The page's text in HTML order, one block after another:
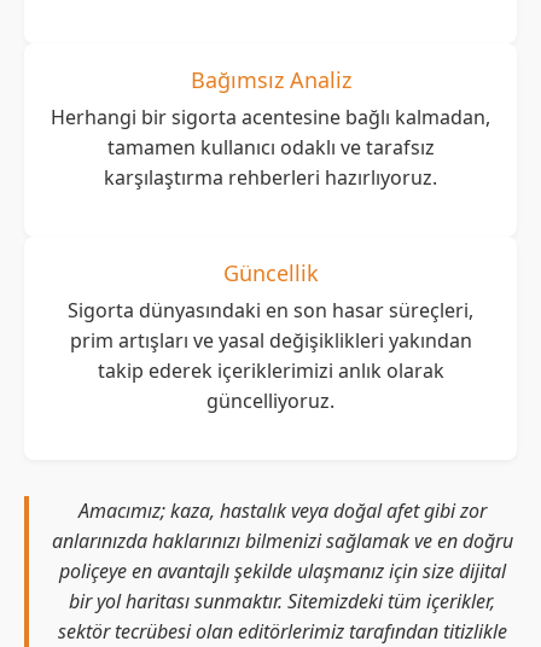
Bağımsız Analiz
Herhangi bir sigorta acentesine bağlı kalmadan,
tamamen kullanıcı odaklı ve tarafsız
karşılaştırma rehberleri hazırlıyoruz.
Güncellik
Sigorta dünyasındaki en son hasar süreçleri,
prim artışları ve yasal değişiklikleri yakından
takip ederek içeriklerimizi anlık olarak
güncelliyoruz.
Amacımız; kaza, hastalık veya doğal afet gibi zor
anlarınızda haklarınızı bilmenizi sağlamak ve en doğru
poliçeye en avantajlı şekilde ulaşmanız için size dijital
bir yol haritası sunmaktır. Sitemizdeki tüm içerikler,
sektör tecrübesi olan editörlerimiz tarafından titizlikle